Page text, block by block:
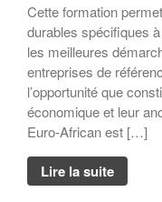
Cette formation
durables spécifiques
les meilleures
entreprises de
l’opportunité que
économique et leur
Euro-African est […]
Lire la suite